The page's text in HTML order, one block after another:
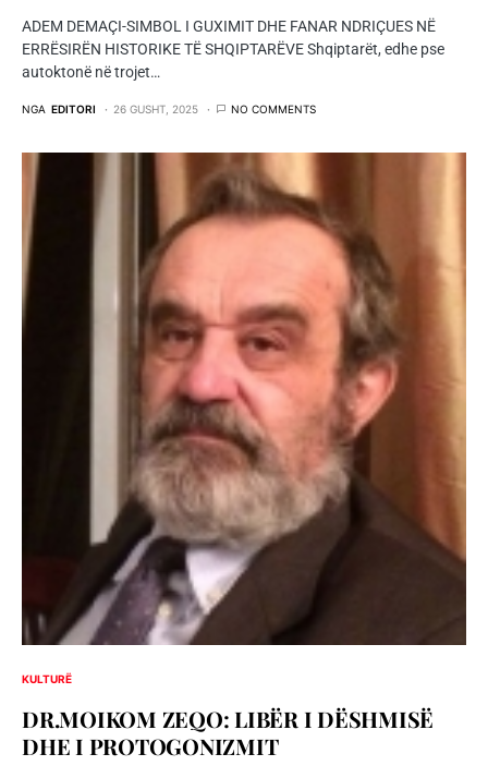
ADEM DEMAÇI-SIMBOL I GUXIMIT DHE FANAR NDRIÇUES NË
ERRËSIRËN HISTORIKE TË SHQIPTARËVE Shqiptarët, edhe pse
autoktonë në trojet…
NGA EDITORI 26 GUSHT, 2025 NO COMMENTS
KULTURË
DR.MOIKOM ZEQO: LIBËR I DËSHMISË
DHE I PROTOGONIZMIT